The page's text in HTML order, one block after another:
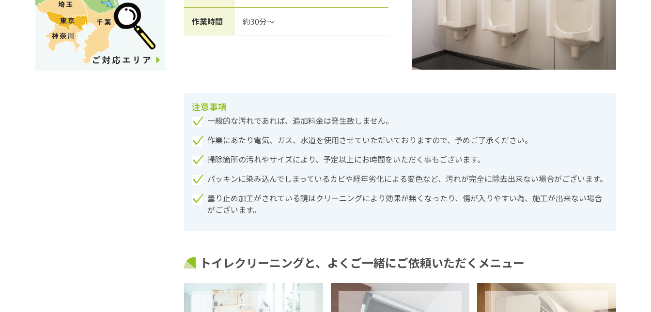
作業時間 約30分～
注意事項
一般的な汚れであれば、追加料金は発生致しません。
作業にあたり電気、ガス、水道を使用させていただいておりますので、予めご了承ください。
掃除箇所の汚れやサイズにより、予定以上にお時間をいただく事もございます。
パッキンに染み込んでしまっているカビや経年劣化による変色など、汚れが完全に除去出来ない場合がございます。
曇り止め加工がされている鏡はクリーニングにより効果が無くなったり、傷が入りやすい為、施工が出来ない場合
がございます。
トイレクリーニングと、よくご一緒にご依頼いただくメニュー